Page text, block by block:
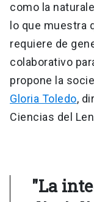
como la
lo que muestra
requiere de
colaborativo
propone la
Gloria Toledo,
Ciencias del
"La